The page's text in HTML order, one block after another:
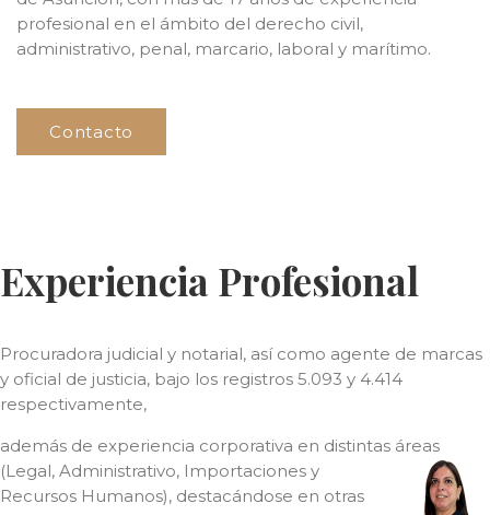
profesional en el ámbito del derecho civil,
administrativo, penal, marcario, laboral y marítimo.
Contacto
Experiencia Profesional
Procuradora judicial y notarial, así como agente de marcas
y oficial de justicia, bajo los registros 5.093 y 4.414
respectivamente,
además de experiencia corporativa en distintas áreas
(Legal, Administrativo, Importaciones y
Recursos Humanos), destacándose en otras